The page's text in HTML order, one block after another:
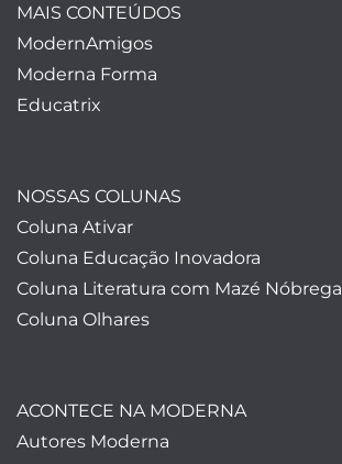
MAIS CONTEÚDOS
ModernAmigos
Moderna Forma
Educatrix
NOSSAS COLUNAS
Coluna Ativar
Coluna Educação Inovadora
Coluna Literatura com Mazé Nóbrega
Coluna Olhares
ACONTECE NA MODERNA
Autores Moderna